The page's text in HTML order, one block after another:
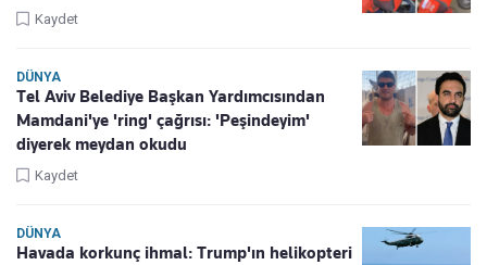
Kaydet
DÜNYA
Tel Aviv Belediye Başkan Yardımcısından
Mamdani'ye 'ring' çağrısı: 'Peşindeyim'
diyerek meydan okudu
Kaydet
DÜNYA
Havada korkunç ihmal: Trump'ın helikopteri